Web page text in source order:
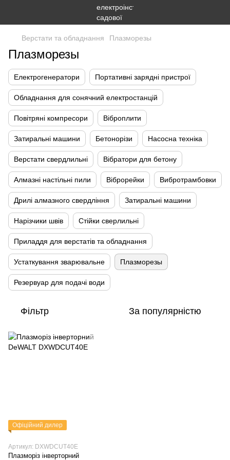
Верстати та обладнання Плазморезы
Плазморезы
Електрогенератори Портативні зарядні пристрої
Обладнання для сонячний електростанцій
Повітряні компресори Віброплити
Затиральні машини Бетонорізи Насосна техніка
Верстати свердлильні Вібратори для бетону
Алмазні настільні пили Віброрейки Вибротрамбовки
Дрилі алмазного свердління Затиральні машини
Нарізчики швів Стійки сверлильні
Приладдя для верстатів та обладнання
Устаткування зварювальне Плазморезы
Резервуар для подачі води
Фільтр За популярністю
Офіційний дилер
Артикул: DXWDCUT40E
Плазморіз інверторний